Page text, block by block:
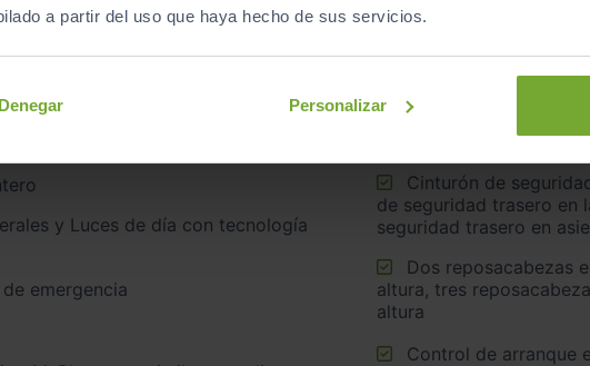
a partir del uso que haya hecho de sus servicios.
Denegar Personalizar
de los neumáticos
emergencia
Airbag lateral de
Airbags laterales
de seguridad trasero en
seguridad trasero en
altura, tres
altura
Control de arranque